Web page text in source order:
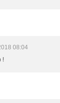
08:04
!